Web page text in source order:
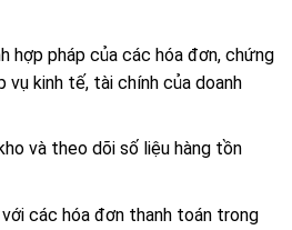
hợp pháp của các hóa đơn, chứng
kinh tế, tài chính của doanh
và theo dõi số liệu hàng tồn
các hóa đơn thanh toán trong